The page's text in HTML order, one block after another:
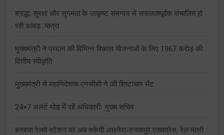
श्रद्धा, सुरक्षा और सुगमता के उत्कृष्ट समन्वय से सफलतापूर्वक संचालित हो
रही कांवड़ यात्रा
मुख्यमंत्री ने प्रदान की विभिन्न विकास योजनाओं के लिए 1967 करोड़ की
वित्तीय स्वीकृति
मुख्यमंत्री से महानिदेशक एनसीसी ने की शिष्टाचार भेंट
24×7 अलर्ट मोड में रहें अधिकारीः मुख्य सचिव
बनबसा रेलवे स्टेशन पर अब रुकेगी अछनेरा-टनकपुर एक्सप्रेस, रेल मंत्री